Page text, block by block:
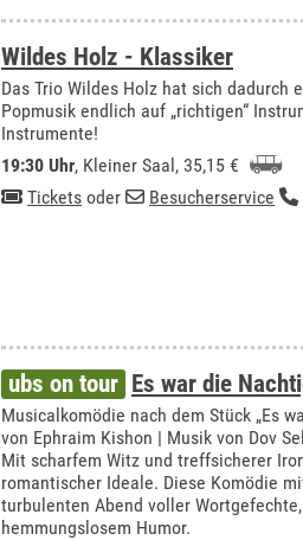
Wildes Holz - Klassiker
Das Trio Wildes Holz hat sich dadurch
Popmusik endlich auf „richtigen“
Instrumente!
19:30 Uhr, Kleiner Saal, 35,15 €
Tickets oder Besucherservice
ubs on tour Es war die
Musicalkomödie nach dem Stück „Es
von Ephraim Kishon | Musik von Dov
Mit scharfem Witz und treffsicherer
romantischer Ideale. Diese Komödie
turbulenten Abend voller
hemmungslosem Humor.